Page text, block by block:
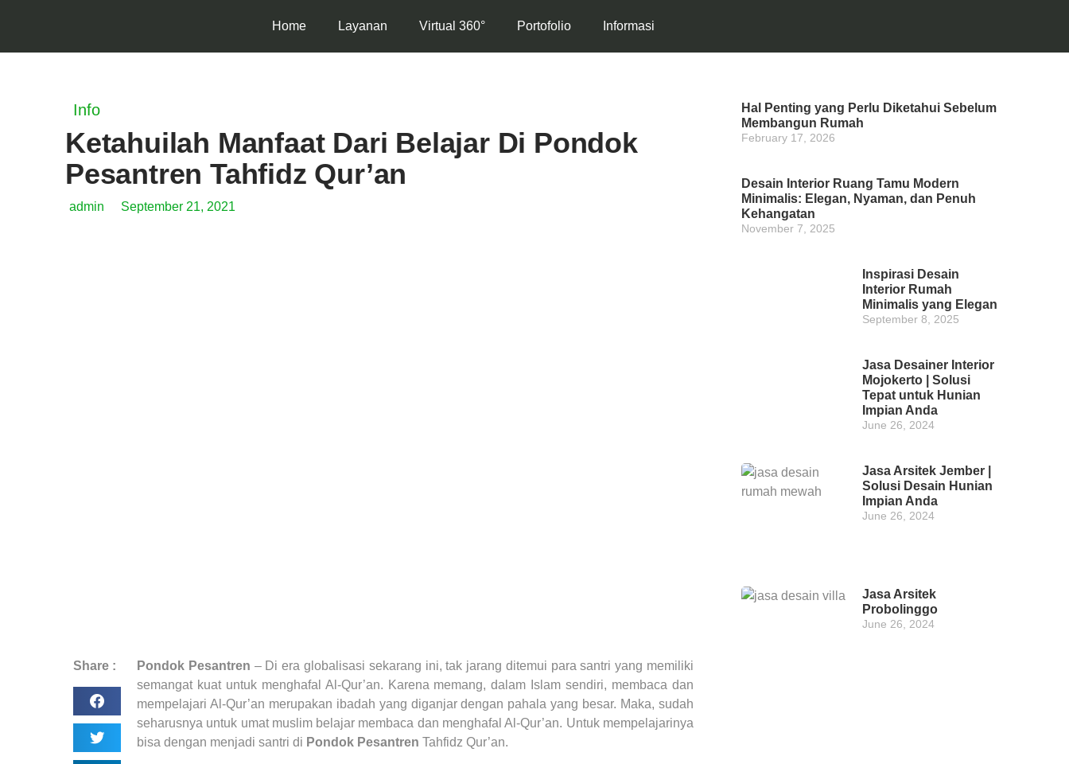
Home Layanan Virtual 360° Portofolio Informasi
Info
Ketahuilah Manfaat Dari Belajar Di Pondok
Pesantren Tahfidz Qur’an
admin September 21, 2021
Share : Pondok Pesantren – Di era globalisasi sekarang ini, tak jarang ditemui para santri yang memiliki
semangat kuat untuk menghafal Al-Qur’an. Karena memang, dalam Islam sendiri, membaca dan
mempelajari Al-Qur’an merupakan ibadah yang diganjar dengan pahala yang besar. Maka, sudah
seharusnya untuk umat muslim belajar membaca dan menghafal Al-Qur’an. Untuk mempelajarinya
bisa dengan menjadi santri di Pondok Pesantren Tahfidz Qur’an.
Hal Penting yang Perlu Diketahui Sebelum
Membangun Rumah
February 17, 2026
Desain Interior Ruang Tamu Modern
Minimalis: Elegan, Nyaman, dan Penuh
Kehangatan
November 7, 2025
Inspirasi Desain
Interior Rumah
Minimalis yang Elegan
September 8, 2025
Jasa Desainer Interior
Mojokerto | Solusi
Tepat untuk Hunian
Impian Anda
June 26, 2024
Jasa Arsitek Jember |
Solusi Desain Hunian
Impian Anda
June 26, 2024
Jasa Arsitek
Probolinggo
June 26, 2024